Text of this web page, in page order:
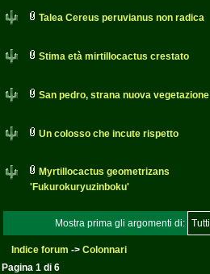
Talea Cereus peruvianus non radica
Stima età mirtillocactus crestato
San pedro, strana nuova vegetazione
Un colosso che incute rispetto
Myrtillocactus geometrizans
'Fukurokuryuzinboku'
Mostra prima gli argomenti di:
Indice forum -> Colonnari
Pagina 1 di 6